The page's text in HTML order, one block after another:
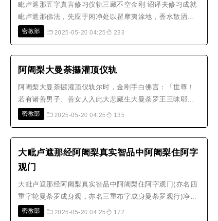
毗卢遮那五字真言修习仪轨三藏不空金刚 诏译夫修习成就
毗卢遮那佛法，先应于闲净处以瞿摩夷涂地，香水散洒，
烧种种名香，散种种时花，当于寂静办喧闹，清净澡浴着
面向南。随所爱乐依方而坐，即..
密教部 2025-05-20 04:25 233
阿阇梨大曼荼攞灌顶仪轨
阿阇梨大曼荼攞灌顶仪轨尔时，金刚手白佛言：「世尊！
若有诸善男子、善女人入此大悲藏生大曼荼罗王三昧耶
者，彼获几所福德聚？」如是说已，佛告金刚手言：「秘
子、善女人从如来口生，佛心之子。..
密教部 2025-05-20 04:25 135
大毗卢遮那经阿阇梨真实智品中阿阇梨住阿字
观门
大毗卢遮那经阿阇梨真实智品中阿阇梨住阿字观门(亦名四
重字轮曼荼罗成身观，亦名三重布字成身曼荼罗观行)净影
寺比绮院五部持念僧惟谨述成入理轨仪一卷夫言阿阇梨
密教部 2025-05-20 04:25 172